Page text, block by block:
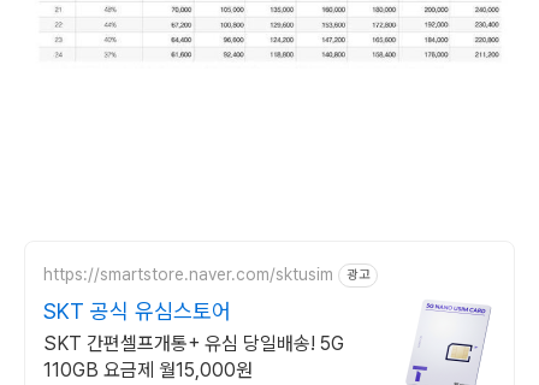
https://smartstore.naver.com/sktusim 광고
SKT 공식 유심스토어
SKT 간편셀프개통+ 유심 당일배송! 5G
110GB 요금제 월15,000원